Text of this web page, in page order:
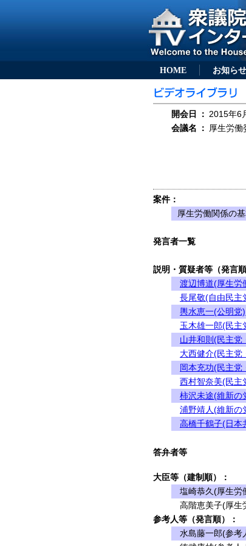
HOME お知らせ
開会日 ： 2015年6
会議名
： 厚生労働
案件：
厚生労働関係の
発言者一覧
説明・質疑者等（発言順
渡辺博道(厚生労
長尾敬(自由民主
輿水恵一(公明党)
玉木雄一郎(民主
山井和則(民主党
大西健介(民主党
岡本充功(民主党
西村智奈美(民主
柿沢未途(維新の
浦野靖人(維新の
高橋千鶴子(日本
答弁者等
大臣等（建制順）：
塩崎恭久(厚生労
高階恵美子(厚生
参考人等（発言順）：
水島藤一郎(参考